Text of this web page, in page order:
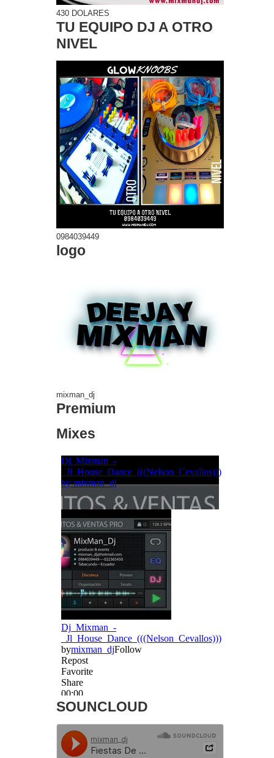
430 DOLARES
TU EQUIPO DJ A OTRO
NIVEL
0984039449
logo
mixman_dj
Premium
Mixes
SOUNCLOUD